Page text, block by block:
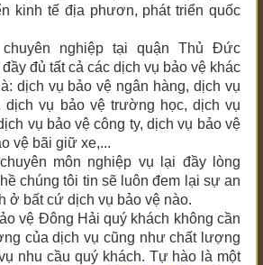
kinh tế địa phươn, phát triển quốc
nghiệp tại quận Thủ Đức
đủ tất cả các dịch vụ bảo vệ khác
dịch vụ bảo vệ ngân hàng, dịch vụ
dịch vụ bảo vệ trường học, dịch vụ
vụ bảo vệ công ty, dịch vụ bảo vệ
vệ bãi giữ xe,...
môn nghiệp vụ lại đầy lòng
chúng tôi tin sẽ luôn đem lại sự an
ở bất cứ dịch vụ bảo vệ nào.
vệ Đông Hải quý khách không cần
của dịch vụ cũng như chất lượng
nhu cầu quý khách. Tự hào là một